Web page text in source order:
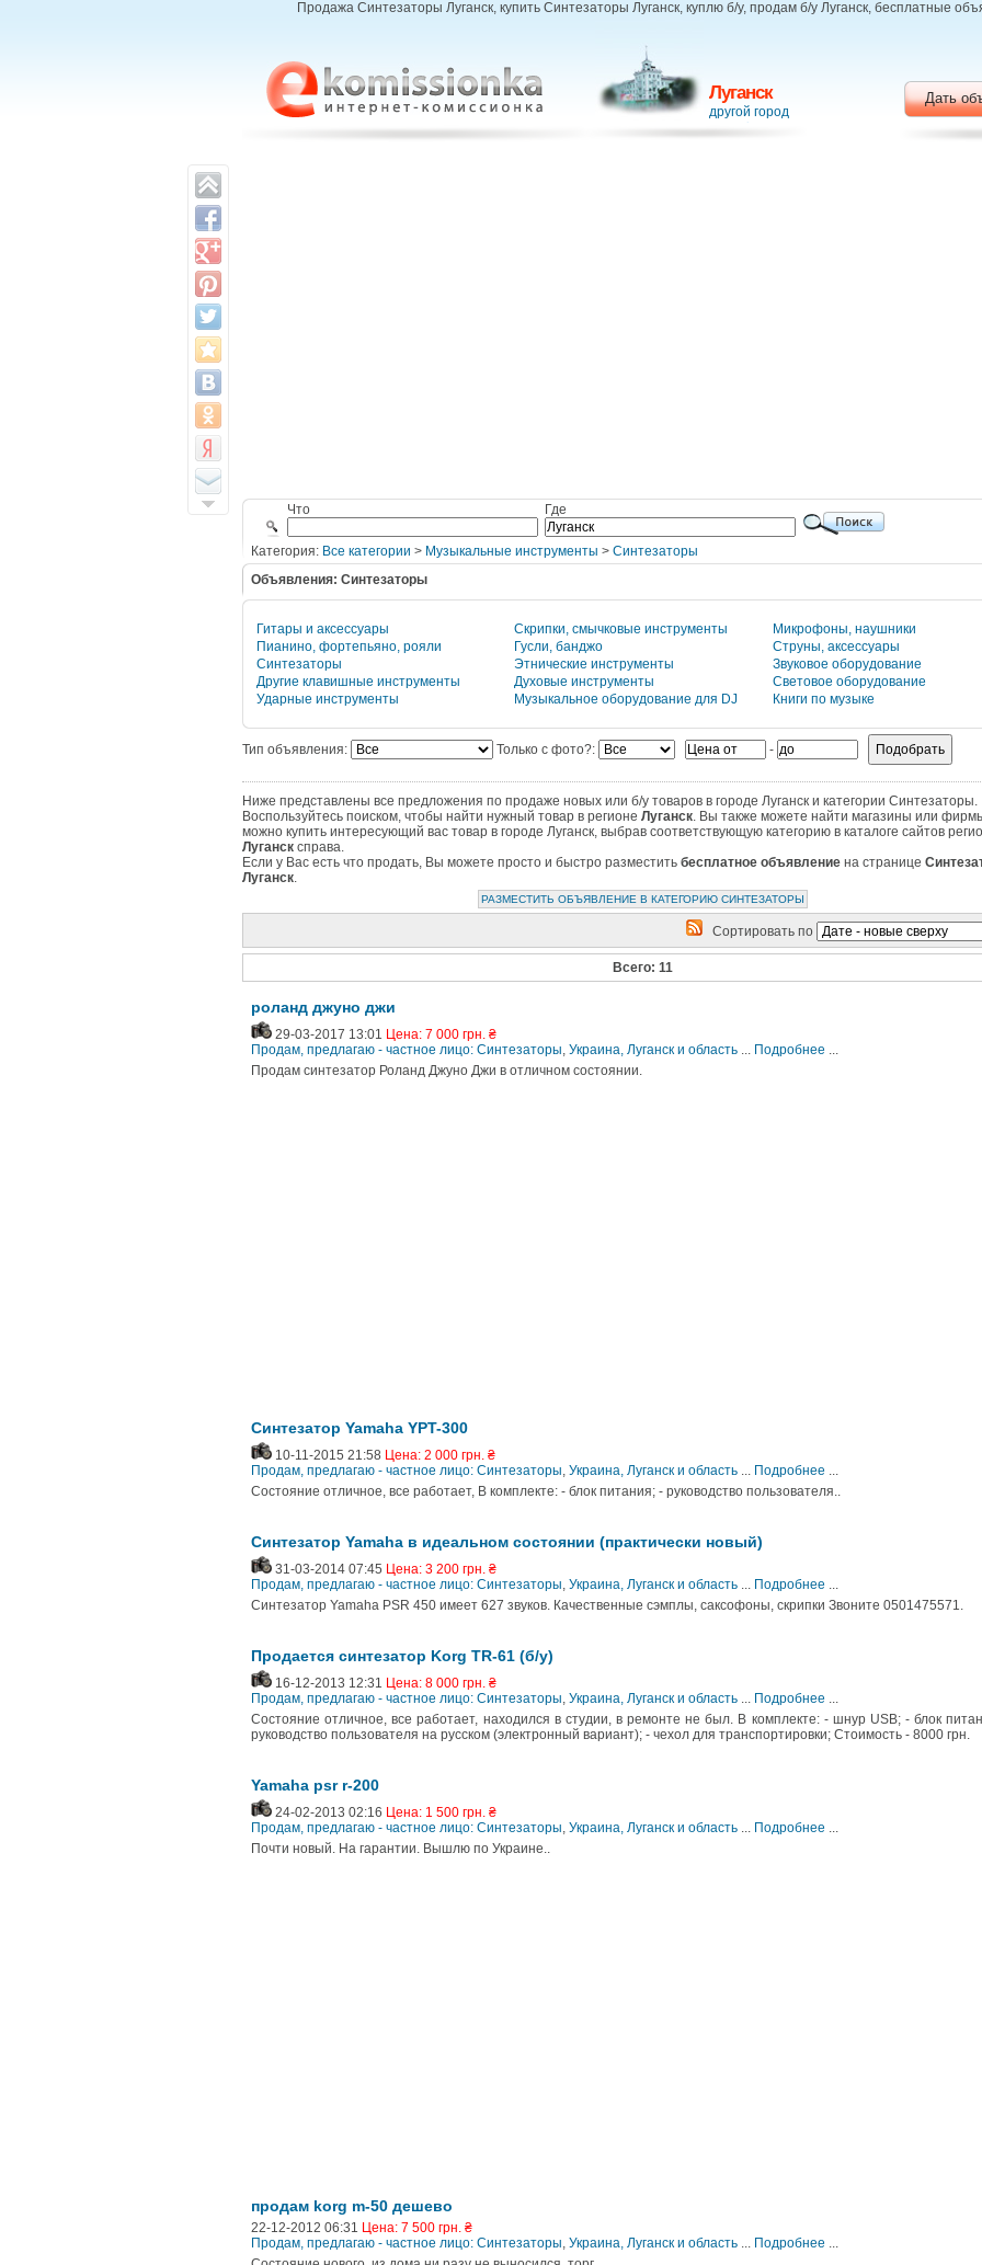
Продажа Синтезаторы Луганск, купить Синтезаторы Луганск, куплю б/у, продам б/у Луганск, бесплатные
Луганск
другой город
Дать
Что Где
Категория: Все категории > Музыкальные инструменты > Синтезаторы
Объявления: Синтезаторы
Гитары и аксессуары
Пианино, фортепьяно, рояли
Синтезаторы
Другие клавишные инструменты
Ударные инструменты
Скрипки, смычковые инструменты
Гусли, банджо
Этнические инструменты
Духовые инструменты
Музыкальное оборудование для DJ
Микрофоны, наушники
Струны, аксессуары
Звуковое оборудование
Световое оборудование
Книги по музыке
Тип объявления: Только с фото?: -
Ниже представлены все предложения по продаже новых или б/у товаров в городе Луганск и категории Синтезаторы.
Воспользуйтесь поиском, чтобы найти нужный товар в регионе Луганск. Вы также можете найти магазины или
можно купить интересующий вас товар в городе Луганск, выбрав соответствующую категорию в каталоге сайтов
Луганск справа.
Если у Вас есть что продать, Вы можете просто и быстро разместить бесплатное объявление на странице
Луганск.
РАЗМЕСТИТЬ ОБЪЯВЛЕНИЕ В КАТЕГОРИЮ СИНТЕЗАТОРЫ
Сортировать по
Всего: 11
роланд джуно джи
29-03-2017 13:01 Цена: 7 000 грн. ₴
Продам, предлагаю - частное лицо: Синтезаторы, Украина, Луганск и область ... Подробнее ...
Продам синтезатор Роланд Джуно Джи в отличном состоянии.
Синтезатор Yamaha YPT-300
10-11-2015 21:58 Цена: 2 000 грн. ₴
Продам, предлагаю - частное лицо: Синтезаторы, Украина, Луганск и область ... Подробнее ...
Состояние отличное, все работает, В комплекте: - блок питания; - руководство пользователя..
Синтезатор Yamaha в идеальном состоянии (практически новый)
31-03-2014 07:45 Цена: 3 200 грн. ₴
Продам, предлагаю - частное лицо: Синтезаторы, Украина, Луганск и область ... Подробнее ...
Синтезатор Yamaha PSR 450 имеет 627 звуков. Качественные сэмплы, саксофоны, скрипки Звоните 0501475571.
Продается синтезатор Korg TR-61 (б/у)
16-12-2013 12:31 Цена: 8 000 грн. ₴
Продам, предлагаю - частное лицо: Синтезаторы, Украина, Луганск и область ... Подробнее ...
Состояние отличное, все работает, находился в студии, в ремонте не был. В комплекте: - шнур USB; - блок
руководство пользователя на русском (электронный вариант); - чехол для транспортировки; Стоимость - 8000 грн.
Yamaha psr r-200
24-02-2013 02:16 Цена: 1 500 грн. ₴
Продам, предлагаю - частное лицо: Синтезаторы, Украина, Луганск и область ... Подробнее ...
Почти новый. На гарантии. Вышлю по Украине..
продам korg m-50 дешево
22-12-2012 06:31 Цена: 7 500 грн. ₴
Продам, предлагаю - частное лицо: Синтезаторы, Украина, Луганск и область ... Подробнее ...